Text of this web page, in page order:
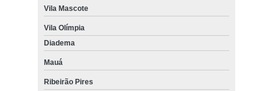
Vila Mascote
Vila Olímpia
Diadema
Mauá
Ribeirão Pires